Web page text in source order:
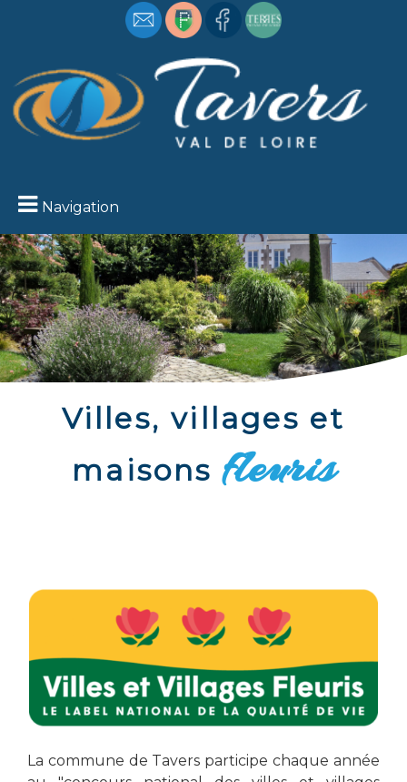
Navigation
Villes, villages et
maisonsfleuris
La commune de Tavers participe chaque année